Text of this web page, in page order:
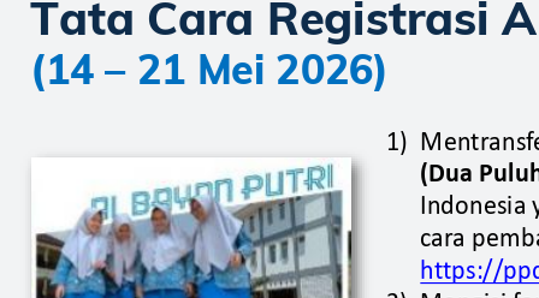
1) Mentransf
(Dua
Indonesia
cara
https://
Tata Cara Registrasi
(14 – 21 Mei 2026)